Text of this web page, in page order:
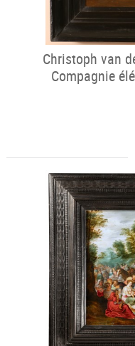
Christoph van
Compagnie